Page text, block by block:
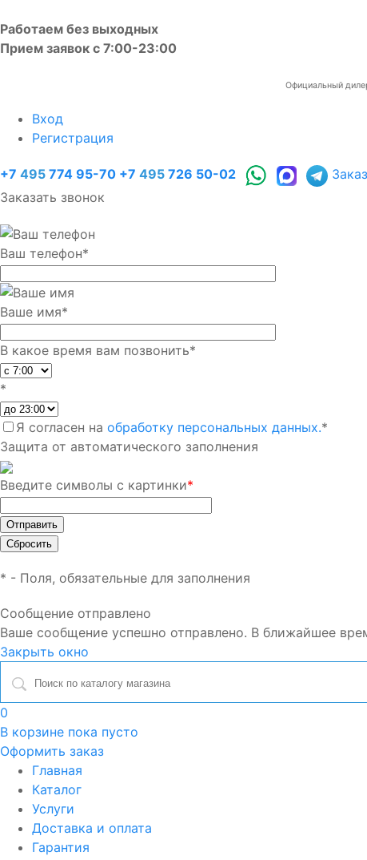
Работаем без выходных
Прием заявок с 7:00-23:00
Официальный
Вход
Регистрация
+7 495 774 95-70 +7 495 726 50-02
Заказать звонок
Ваш телефон*
Ваше имя*
В какое время вам позвонить*
*
Я согласен на обработку персональных данных.*
Защита от автоматического заполнения
Введите символы с картинки*
* - Поля, обязательные для заполнения
Сообщение отправлено
Ваше сообщение успешно отправлено. В ближайшее
Закрыть окно
0
В корзине пока пусто
Оформить заказ
Главная
Каталог
Услуги
Доставка и оплата
Гарантия